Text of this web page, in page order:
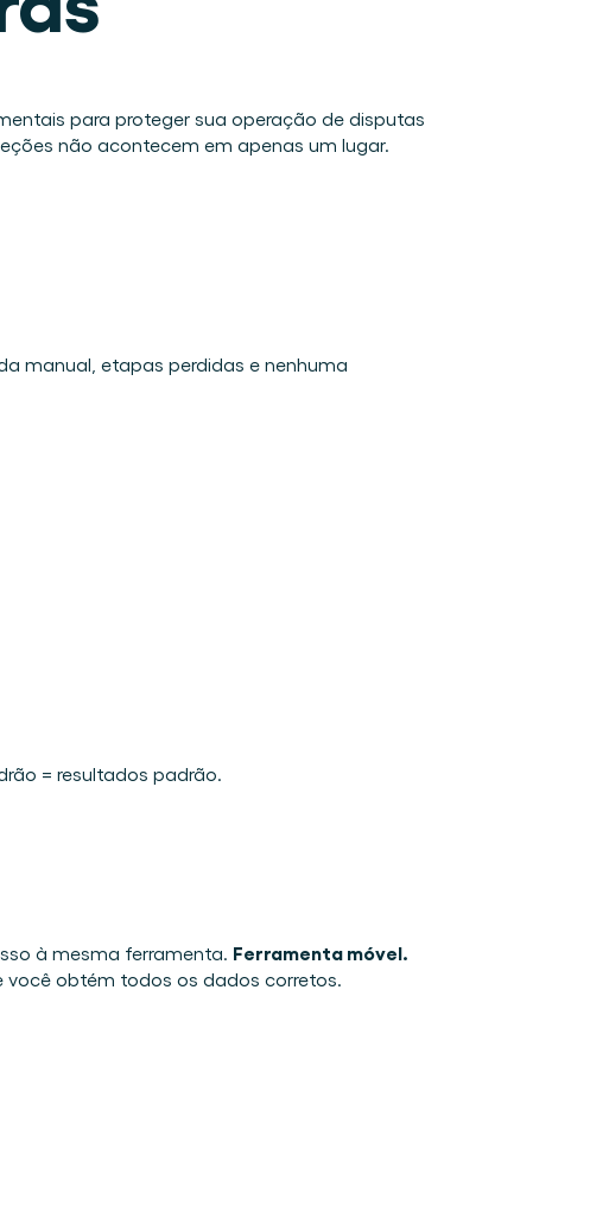
para proteger sua operação de disputas
não acontecem em apenas um lugar.
manual, etapas perdidas e nenhuma
= resultados padrão.
à mesma ferramenta. Ferramenta móvel.
você obtém todos os dados corretos.